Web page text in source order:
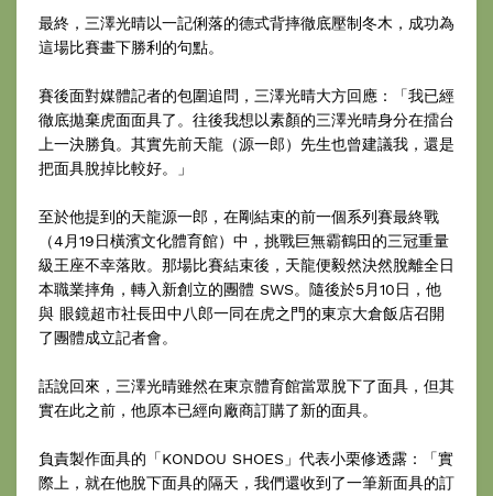
最終，三澤光晴以一記俐落的德式背摔徹底壓制冬木，成功為
這場比賽畫下勝利的句點。
賽後面對媒體記者的包圍追問，三澤光晴大方回應：「我已經
徹底拋棄虎面面具了。往後我想以素顏的三澤光晴身分在擂台
上一決勝負。其實先前天龍（源一郎）先生也曾建議我，還是
把面具脫掉比較好。」
至於他提到的天龍源一郎，在剛結束的前一個系列賽最終戰
（4月19日橫濱文化體育館）中，挑戰巨無霸鶴田的三冠重量
級王座不幸落敗。那場比賽結束後，天龍便毅然決然脫離全日
本職業摔角，轉入新創立的團體 SWS。隨後於5月10日，他
與 眼鏡超市社長田中八郎一同在虎之門的東京大倉飯店召開
了團體成立記者會。
話說回來，三澤光晴雖然在東京體育館當眾脫下了面具，但其
實在此之前，他原本已經向廠商訂購了新的面具。
負責製作面具的「KONDOU SHOES」代表小栗修透露：「實
際上，就在他脫下面具的隔天，我們還收到了一筆新面具的訂